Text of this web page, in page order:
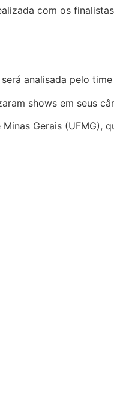
com os
analisada pelo
shows em seus
Gerais (UFMG),